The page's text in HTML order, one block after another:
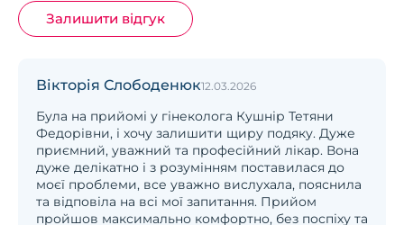
Залишити відгук
Вікторія Слободенюк12.03.2026
Була на прийомі у гінеколога Кушнір Тетяни
Федорівни, і хочу залишити щиру подяку. Дуже
приємний, уважний та професійний лікар. Вона
дуже делікатно і з розумінням поставилася до
моєї проблеми, все уважно вислухала, пояснила
та відповіла на всі мої запитання. Прийом
пройшов максимально комфортно, без поспіху та